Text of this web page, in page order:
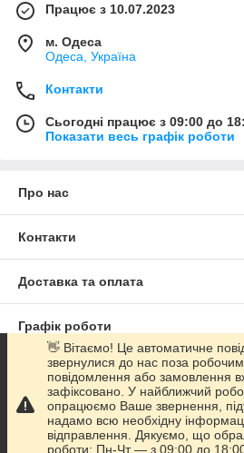
Працює з 10.07.2023
м. Одеса
Одеса, Україна
Контакти
Сьогодні працює з 09:00 до
Показати весь графік роботи
Про нас
Контакти
Доставка та оплата
Графік роботи
Повна версія сайту
Сайт створено на маркетплейсі
👋 Вітаємо! Це автоматичне
звернулися до нас поза
повідомлення або замовлення
зафіксовано. У найближчий
опрацюємо Ваше звернення,
надамо всю необхідну
відправлення. Дякуємо, що
роботи: Пн-Чт — з 09:00 до